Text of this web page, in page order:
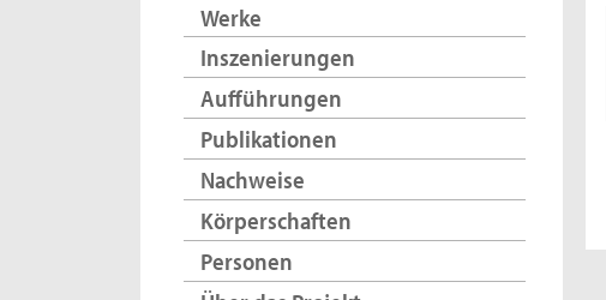
Werke
Inszenierungen
Aufführungen
Publikationen
Nachweise
Körperschaften
Personen